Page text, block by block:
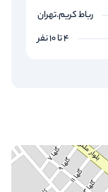
رباط کریم.تهران
4 تا 10 نفر